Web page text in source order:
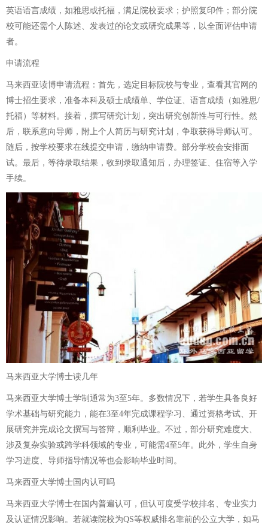
英语语言成绩，如雅思或托福，满足院校要求；护照复印件；部分院
校可能还需个人陈述、发表过的论文或研究成果等，以全面评估申请
者。
申请流程
马来西亚读博申请流程：首先，选定目标院校与专业，查看其官网的
博士招生要求，准备本科及硕士成绩单、学位证、语言成绩（如雅思/
托福）等材料。接着，撰写研究计划，突出研究创新性与可行性。然
后，联系意向导师，附上个人简历与研究计划，争取获得导师认可。
随后，按学校要求在线提交申请，缴纳申请费。部分学校会安排面
试。最后，等待录取结果，收到录取通知后，办理签证、住宿等入学
手续。
马来西亚大学博士读几年
马来西亚大学博士学制通常为3至5年。多数情况下，若学生具备良好
学术基础与研究能力，能在3至4年完成课程学习、通过资格考试、开
展研究并完成论文撰写与答辩，顺利毕业。不过，部分研究难度大、
涉及复杂实验或跨学科领域的专业，可能需4至5年。此外，学生自身
学习进度、导师指导情况等也会影响毕业时间。
马来西亚大学博士国内认可吗
马来西亚大学博士在国内普遍认可，但认可度受学校排名、专业实力
及认证情况影响。若就读院校为QS等权威排名靠前的公立大学，如马